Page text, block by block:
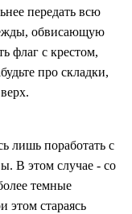
передать всю
обвисающую
флаг с крестом,
про складки,
лишь поработать с
В этом случае - со
темные
этом стараясь